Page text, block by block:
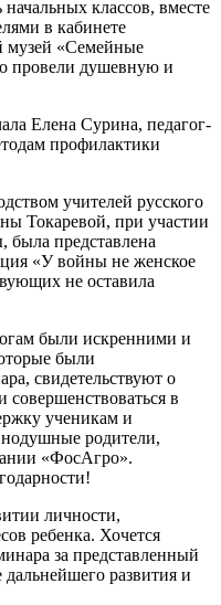
классов, вместе
в кабинете
музей «Семейные
провели душевную и
Елена Сурина, педагог-
профилактики
учителей русского
Токаревой, при участии
была представлена
«У войны не женское
не оставила
были искренними и
были
свидетельствуют о
в
ученикам и
родители,
«ФосАгро».
личности,
ребенка. Хочется
за представленный
развития и